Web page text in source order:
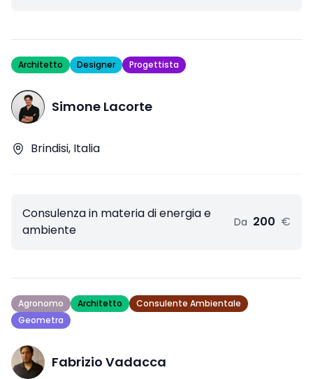
Architetto Designer Progettista
Simone Lacorte
Brindisi, Italia
Consulenza in materia di energia e
ambiente
Da 200 €
Agronomo Architetto
Consulente Ambientale
Geometra
Fabrizio Vadacca